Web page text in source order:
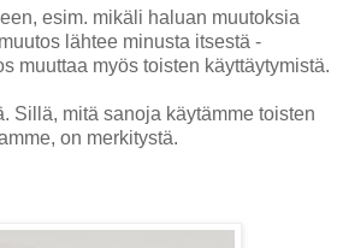
esim. mikäli haluan muutoksia
lähtee minusta itsestä -
muuttaa myös toisten käyttäytymistä.
Sillä, mitä sanoja käytämme toisten
on merkitystä.